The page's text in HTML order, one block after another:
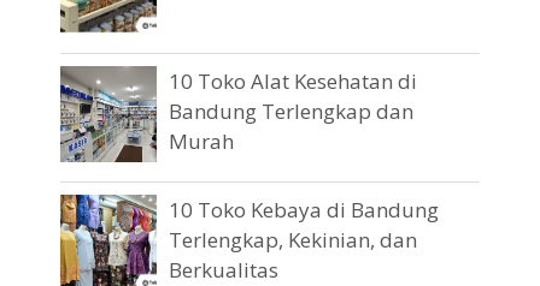
10 Toko Alat Kesehatan di
Bandung Terlengkap dan
Murah
10 Toko Kebaya di Bandung
Terlengkap, Kekinian, dan
Berkualitas